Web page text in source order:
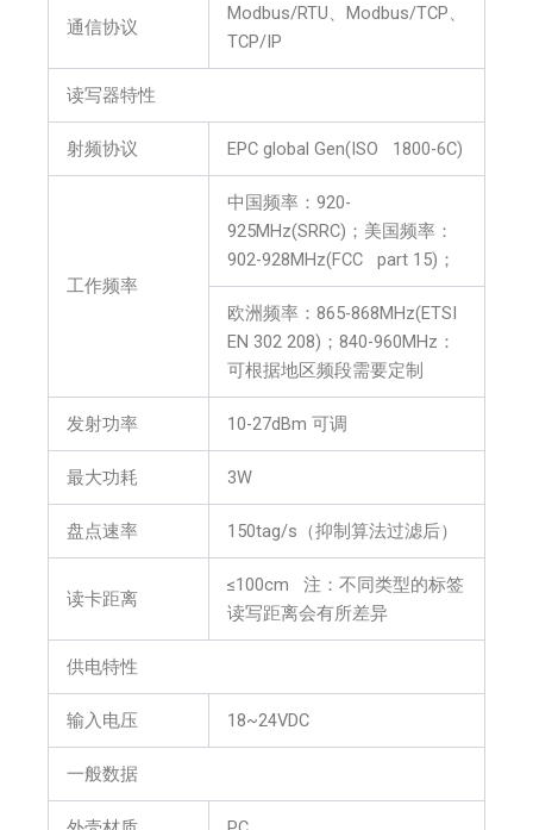
通信协议
Modbus/RTU、Modbus/TCP、
TCP/IP
读写器特性
射频协议 EPC global Gen(ISO 1800-6C)
工作频率
中国频率：920-
925MHz(SRRC)；美国频率：
902-928MHz(FCC part 15)；
欧洲频率：865-868MHz(ETSI
EN 302 208)；840-960MHz：
可根据地区频段需要定制
发射功率 10-27dBm 可调
最大功耗 3W
盘点速率 150tag/s（抑制算法过滤后）
读卡距离
≤100cm 注：不同类型的标签
读写距离会有所差异
供电特性
输入电压 18~24VDC
一般数据